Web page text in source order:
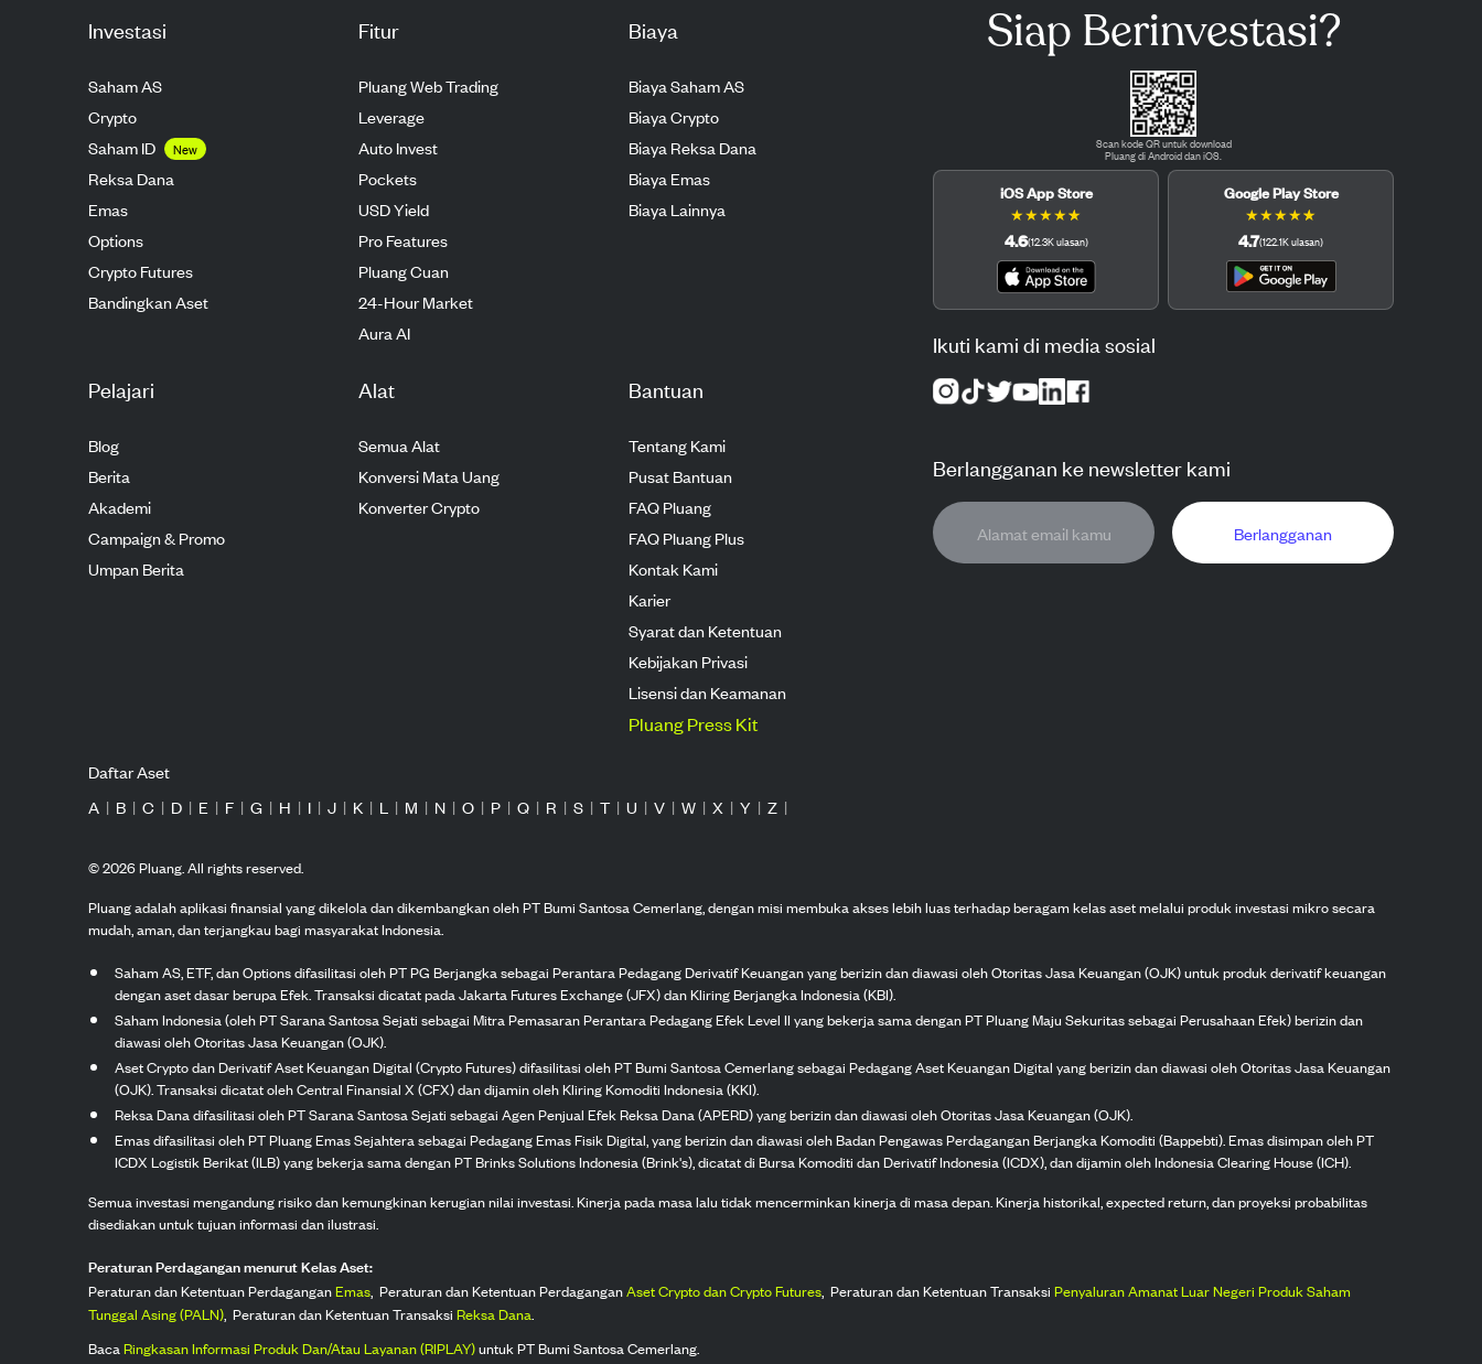
Investasi
Saham AS
Crypto
Saham ID
New
Reksa Dana
Emas
Options
Crypto Futures
Bandingkan Aset
Fitur
Pluang Web Trading
Leverage
Auto Invest
Pockets
USD Yield
Pro Features
Pluang Cuan
24-Hour Market
Aura AI
Biaya
Biaya Saham AS
Biaya Crypto
Biaya Reksa Dana
Biaya Emas
Biaya Lainnya
Pelajari
Blog
Berita
Akademi
Campaign & Promo
Umpan Berita
Alat
Semua Alat
Konversi Mata Uang
Konverter Crypto
Bantuan
Tentang Kami
Pusat Bantuan
FAQ Pluang
FAQ Pluang Plus
Kontak Kami
Karier
Syarat dan Ketentuan
Kebijakan Privasi
Lisensi dan Keamanan
Pluang Press Kit
Siap Berinvestasi?
Scan kode QR untuk download
Pluang di Android dan iOS.
iOS App Store
★★★★★
4.6(12.3Kulasan)
Google Play Store
★★★★★
4.7(122.1Kulasan)
Ikuti kami di media sosial
Berlangganan ke newsletter kami
Berlangganan
Daftar Aset
A | B | C | D | E | F | G | H | I | J | K | L | M | N | O | P | Q | R | S | T | U | V | W | X | Y | Z |
©2026Pluang. All rights reserved.
Pluang adalah aplikasi finansial yang dikelola dan dikembangkan oleh PT Bumi Santosa Cemerlang, dengan misi membuka akses lebih luas terhadap beragam kelas aset melalui produk investasi mikro secara
mudah, aman, dan terjangkau bagi masyarakat Indonesia.
Saham AS, ETF, dan Options difasilitasi oleh PT PG Berjangka sebagai Perantara Pedagang Derivatif Keuangan yang berizin dan diawasi oleh Otoritas Jasa Keuangan (OJK) untuk produk derivatif keuangan
dengan aset dasar berupa Efek. Transaksi dicatat pada Jakarta Futures Exchange (JFX) dan Kliring Berjangka Indonesia (KBI).
Saham Indonesia (oleh PT Sarana Santosa Sejati sebagai Mitra Pemasaran Perantara Pedagang Efek Level II yang bekerja sama dengan PT Pluang Maju Sekuritas sebagai Perusahaan Efek) berizin dan
diawasi oleh Otoritas Jasa Keuangan (OJK).
Aset Crypto dan Derivatif Aset Keuangan Digital (Crypto Futures) difasilitasi oleh PT Bumi Santosa Cemerlang sebagai Pedagang Aset Keuangan Digital yang berizin dan diawasi oleh Otoritas Jasa Keuangan
(OJK). Transaksi dicatat oleh Central Finansial X (CFX) dan dijamin oleh Kliring Komoditi Indonesia (KKI).
Reksa Dana difasilitasi oleh PT Sarana Santosa Sejati sebagai Agen Penjual Efek Reksa Dana (APERD) yang berizin dan diawasi oleh Otoritas Jasa Keuangan (OJK).
Emas difasilitasi oleh PT Pluang Emas Sejahtera sebagai Pedagang Emas Fisik Digital, yang berizin dan diawasi oleh Badan Pengawas Perdagangan Berjangka Komoditi (Bappebti). Emas disimpan oleh PT
ICDX Logistik Berikat (ILB) yang bekerja sama dengan PT Brinks Solutions Indonesia (Brink's), dicatat di Bursa Komoditi dan Derivatif Indonesia (ICDX), dan dijamin oleh Indonesia Clearing House (ICH).
Semua investasi mengandung risiko dan kemungkinan kerugian nilai investasi. Kinerja pada masa lalu tidak mencerminkan kinerja di masa depan. Kinerja historikal, expected return, dan proyeksi probabilitas
disediakan untuk tujuan informasi dan ilustrasi.
Peraturan Perdagangan menurut Kelas Aset:
Peraturan dan Ketentuan PerdaganganEmas, Peraturan dan Ketentuan PerdaganganAset Crypto dan Crypto Futures, Peraturan dan Ketentuan Transaksi Penyaluran Amanat Luar Negeri Produk Saham
Tunggal Asing (PALN), Peraturan dan Ketentuan Transaksi Reksa Dana.
BacaRingkasan Informasi Produk Dan/Atau Layanan (RIPLAY)untuk PT Bumi Santosa Cemerlang.